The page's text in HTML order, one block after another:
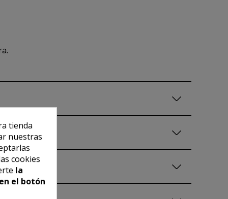
tienda
nuestras
cookies
la
el botón